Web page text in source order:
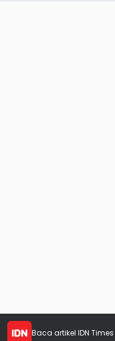
Baca artikel IDN Times